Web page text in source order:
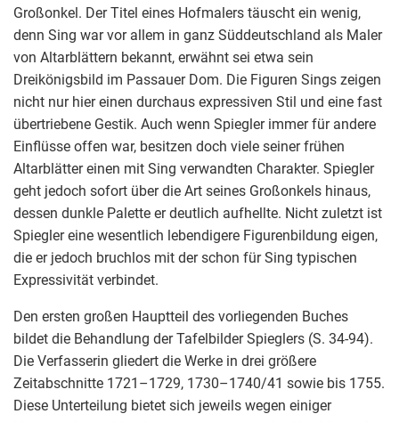
Großonkel. Der Titel eines Hofmalers täuscht ein wenig,
denn Sing war vor allem in ganz Süddeutschland als Maler
von Altarblättern bekannt, erwähnt sei etwa sein
Dreikönigsbild im Passauer Dom. Die Figuren Sings zeigen
nicht nur hier einen durchaus expressiven Stil und eine fast
übertriebene Gestik. Auch wenn Spiegler immer für andere
Einflüsse offen war, besitzen doch viele seiner frühen
Altarblätter einen mit Sing verwandten Charakter. Spiegler
geht jedoch sofort über die Art seines Großonkels hinaus,
dessen dunkle Palette er deutlich aufhellte. Nicht zuletzt ist
Spiegler eine wesentlich lebendigere Figurenbildung eigen,
die er jedoch bruchlos mit der schon für Sing typischen
Expressivität verbindet.
Den ersten großen Hauptteil des vorliegenden Buches
bildet die Behandlung der Tafelbilder Spieglers (S. 34-94).
Die Verfasserin gliedert die Werke in drei größere
Zeitabschnitte 1721–1729, 1730–1740/41 sowie bis 1755.
Diese Unterteilung bietet sich jeweils wegen einiger